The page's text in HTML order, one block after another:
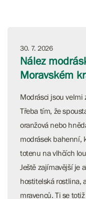
30. 7. 2026
Nález
Moravském
Modrásci jsou
Třeba tím, že
oranžová nebo
modrásek bahenní,
totenu na vlhčích
Ještě zajímavější je
hostitelská rostlina,
mravenců. Ti se